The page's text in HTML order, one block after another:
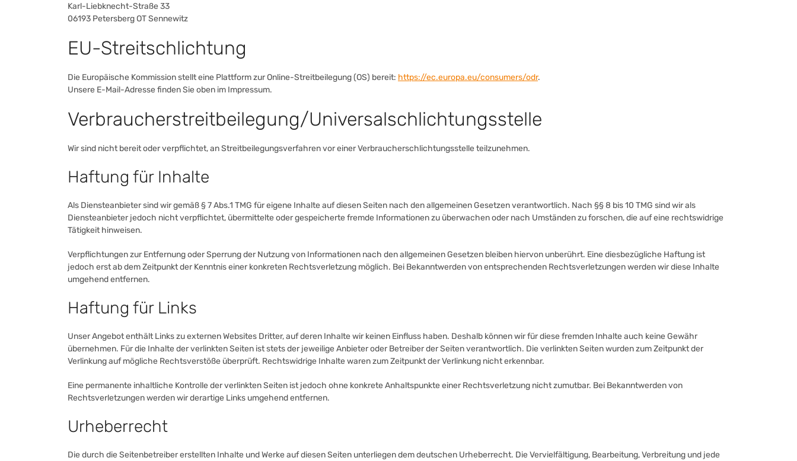
Karl-Liebknecht-Straße 33
06193 Petersberg OT Sennewitz
EU-Streitschlichtung
Die Europäische Kommission stellt eine Plattform zur Online-Streitbeilegung (OS) bereit: https://ec.europa.eu/consumers/odr.
Unsere E-Mail-Adresse finden Sie oben im Impressum.
Verbraucher­streit­beilegung/Universal­schlichtungs­stelle
Wir sind nicht bereit oder verpflichtet, an Streitbeilegungsverfahren vor einer Verbraucherschlichtungsstelle teilzunehmen.
Haftung für Inhalte
Als Diensteanbieter sind wir gemäß § 7 Abs.1 TMG für eigene Inhalte auf diesen Seiten nach den allgemeinen Gesetzen verantwortlich. Nach §§ 8 bis 10 TMG sind wir als
Diensteanbieter jedoch nicht verpflichtet, übermittelte oder gespeicherte fremde Informationen zu überwachen oder nach Umständen zu forschen, die auf eine rechtswidrige
Tätigkeit hinweisen.
Verpflichtungen zur Entfernung oder Sperrung der Nutzung von Informationen nach den allgemeinen Gesetzen bleiben hiervon unberührt. Eine diesbezügliche Haftung ist
jedoch erst ab dem Zeitpunkt der Kenntnis einer konkreten Rechtsverletzung möglich. Bei Bekanntwerden von entsprechenden Rechtsverletzungen werden wir diese Inhalte
umgehend entfernen.
Haftung für Links
Unser Angebot enthält Links zu externen Websites Dritter, auf deren Inhalte wir keinen Einfluss haben. Deshalb können wir für diese fremden Inhalte auch keine Gewähr
übernehmen. Für die Inhalte der verlinkten Seiten ist stets der jeweilige Anbieter oder Betreiber der Seiten verantwortlich. Die verlinkten Seiten wurden zum Zeitpunkt der
Verlinkung auf mögliche Rechtsverstöße überprüft. Rechtswidrige Inhalte waren zum Zeitpunkt der Verlinkung nicht erkennbar.
Eine permanente inhaltliche Kontrolle der verlinkten Seiten ist jedoch ohne konkrete Anhaltspunkte einer Rechtsverletzung nicht zumutbar. Bei Bekanntwerden von
Rechtsverletzungen werden wir derartige Links umgehend entfernen.
Urheberrecht
Die durch die Seitenbetreiber erstellten Inhalte und Werke auf diesen Seiten unterliegen dem deutschen Urheberrecht. Die Vervielfältigung, Bearbeitung, Verbreitung und jede